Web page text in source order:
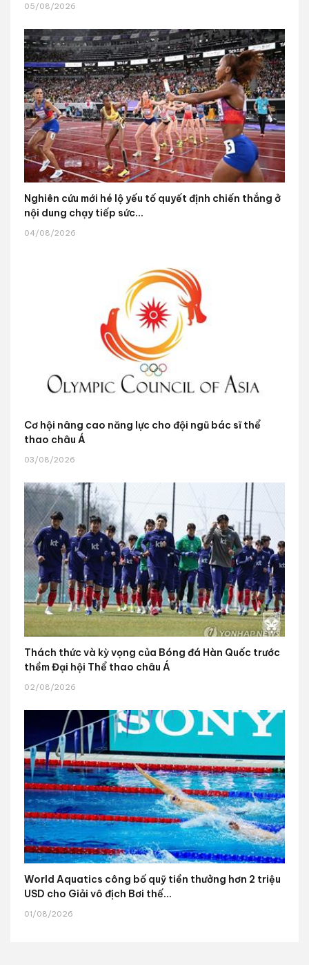
05/08/2026
Nghiên cứu mới hé lộ yếu tố quyết định chiến thắng ở
nội dung chạy tiếp sức...
04/08/2026
Cơ hội nâng cao năng lực cho đội ngũ bác sĩ thể
thao châu Á
03/08/2026
Thách thức và kỳ vọng của Bóng đá Hàn Quốc trước
thềm Đại hội Thể thao châu Á
02/08/2026
World Aquatics công bố quỹ tiền thưởng hơn 2 triệu
USD cho Giải vô địch Bơi thế...
01/08/2026